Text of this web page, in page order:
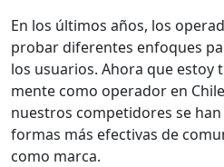
En los últi­mos años, los
pro­bar difer­entes enfo­ques
los usuar­ios. Aho­ra que estoy
mente como oper­ador en
nue­stros com­peti­dores se
for­mas más efec­ti­vas de
como mar­ca.